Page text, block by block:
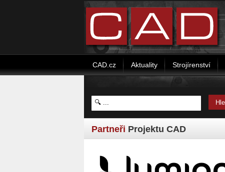
CAD.cz Aktuality Strojírenství
Partneři Projektu CAD